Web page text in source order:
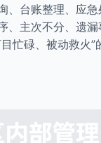
、台账整理、应急
、主次不分、遗
忙碌、被动救火